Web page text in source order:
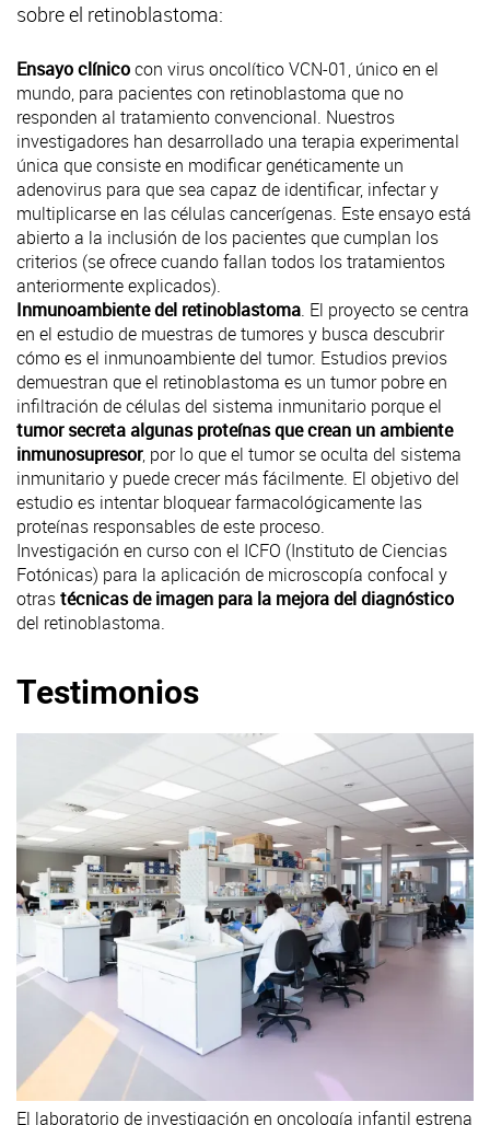
sobre el retinoblastoma:
Ensayo clínicocon virus oncolítico VCN-01, único en el
mundo, para pacientes con retinoblastoma que no
responden al tratamiento convencional. Nuestros
investigadores han desarrollado una terapia experimental
única que consiste en modificar genéticamente un
adenovirus para que sea capaz de identificar, infectar y
multiplicarse en las células cancerígenas. Este ensayo está
abierto a la inclusión de los pacientes que cumplan los
criterios (se ofrece cuando fallan todos los tratamientos
anteriormente explicados).
Inmunoambiente del retinoblastoma. El proyecto se centra
en el estudio de muestras de tumores y busca descubrir
cómo es el inmunoambiente del tumor. Estudios previos
demuestran que el retinoblastoma es un tumor pobre en
infiltración de células del sistema inmunitario porque el
tumor secreta algunas proteínas que crean un ambiente
inmunosupresor, por lo que el tumor se oculta del sistema
inmunitario y puede crecer más fácilmente. El objetivo del
estudio es intentar bloquear farmacológicamente las
proteínas responsables de este proceso.
Investigación en curso con el ICFO (Instituto de Ciencias
Fotónicas) para la aplicación de microscopía confocal y
otrastécnicas de imagen para la mejora del diagnóstico
del retinoblastoma.
Testimonios
El laboratorio de investigación en oncología infantil estrena